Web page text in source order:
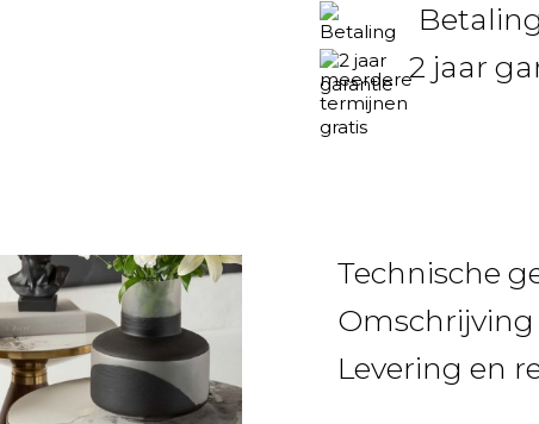
2 jaar
Technische
Omschrijving
Levering en